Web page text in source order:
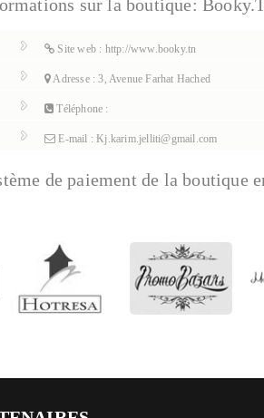
sur la boutique:
Site web : http://www.booky.tn
Adresse : 3, Avenue Farhat Hached
Téléphone :
E-mail : Kj.karim.jelliti@gmail.com
de paiement de la boutique